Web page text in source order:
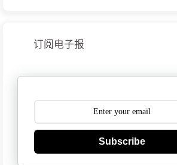
订阅电子报
Subscribe